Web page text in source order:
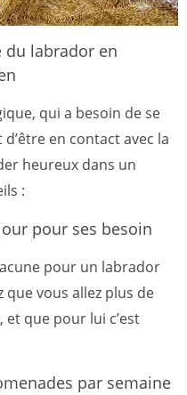
du labrador en
qui a besoin de se
en contact avec la
heureux dans un
:
pour ses besoin
pour un labrador
que vous allez plus de
que pour lui c’est
par semaine